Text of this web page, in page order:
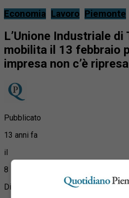
Economia Lavoro Piemonte
L’Unione Industriale di
mobilita il 13 febbraio
impresa non c’è ripresa
Pubblicato
13 anni fa
il
8 Febbraio 2014
Di